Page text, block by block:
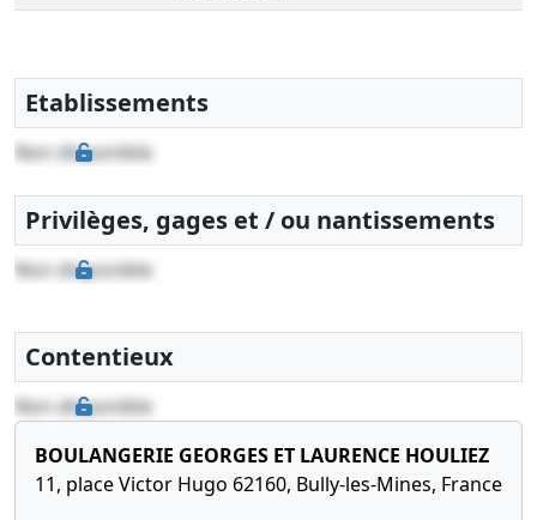
Etablissements
Non disponible
Privilèges, gages et / ou nantissements
Non disponible
Contentieux
Non disponible
BOULANGERIE GEORGES ET LAURENCE HOULIEZ
11, place Victor Hugo 62160, Bully-les-Mines, France